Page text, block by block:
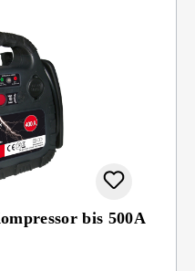
bis 500A